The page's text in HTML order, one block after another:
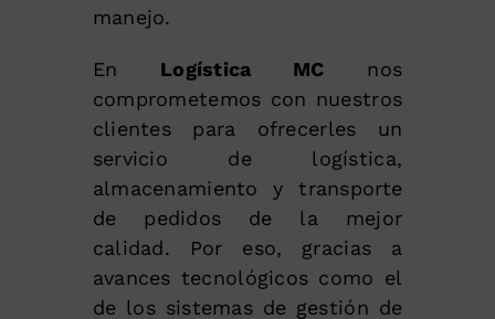
manejo.
En Logística MC nos
comprometemos con nuestros
clientes para ofrecerles un
servicio de logística,
almacenamiento y transporte
de pedidos de la mejor
calidad. Por eso, gracias a
avances tecnológicos como el
de los sistemas de gestión de